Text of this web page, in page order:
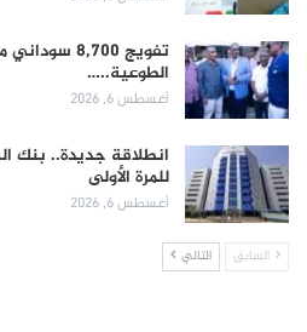
تفويج
الطوعية..…
أغسطس 6, 2026
انطلاقة جديدة.. بنك
للمرة الأولى
أغسطس 6, 2026
السابق التالي